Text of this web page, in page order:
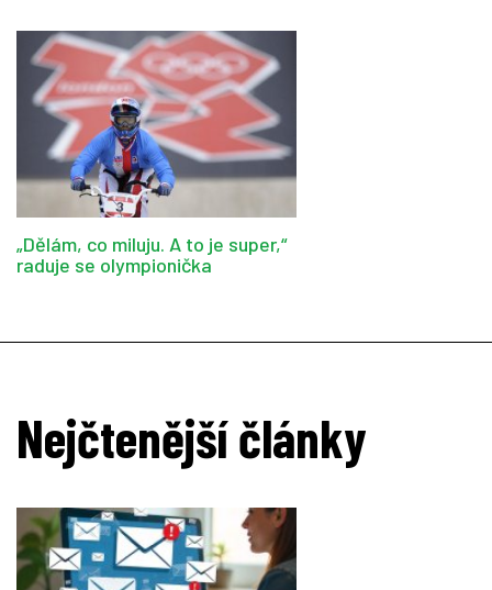
„Dělám, co miluju. A to je super,“
raduje se olympionička
Nejčtenější články